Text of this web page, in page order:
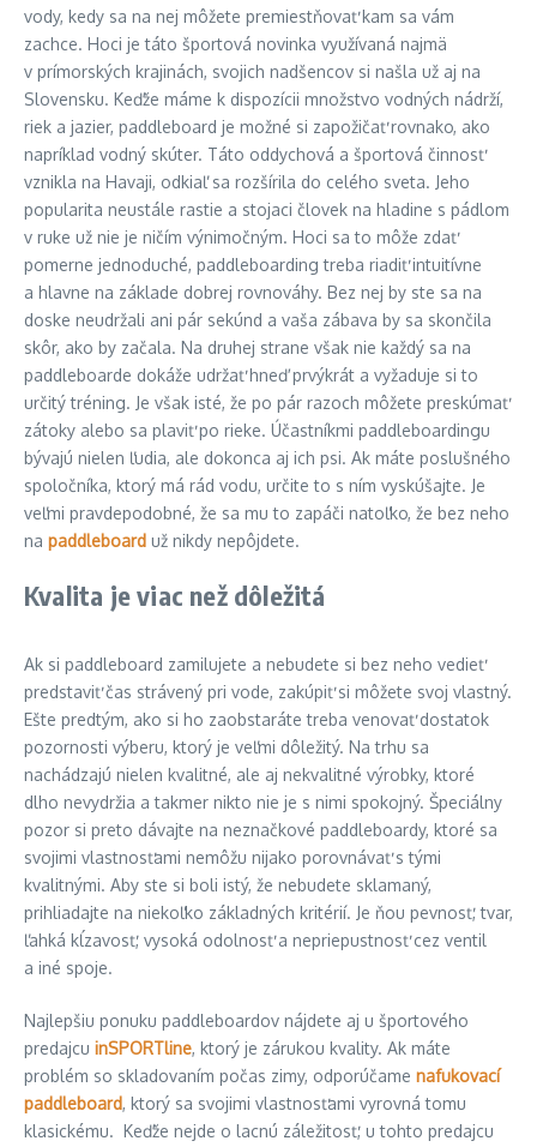
vody, kedy sa na nej môžete premiestňovať kam sa vám
zachce. Hoci je táto športová novinka využívaná najmä
v prímorských krajinách, svojich nadšencov si našla už aj na
Slovensku. Keďže máme k dispozícii množstvo vodných nádrží,
riek a jazier, paddleboard je možné si zapožičať rovnako, ako
napríklad vodný skúter. Táto oddychová a športová činnosť
vznikla na Havaji, odkiaľ sa rozšírila do celého sveta. Jeho
popularita neustále rastie a stojaci človek na hladine s pádlom
v ruke už nie je ničím výnimočným. Hoci sa to môže zdať
pomerne jednoduché, paddleboarding treba riadiť intuitívne
a hlavne na základe dobrej rovnováhy. Bez nej by ste sa na
doske neudržali ani pár sekúnd a vaša zábava by sa skončila
skôr, ako by začala. Na druhej strane však nie každý sa na
paddleboarde dokáže udržať hneď prvýkrát a vyžaduje si to
určitý tréning. Je však isté, že po pár razoch môžete preskúmať
zátoky alebo sa plaviť po rieke. Účastníkmi paddleboardingu
bývajú nielen ľudia, ale dokonca aj ich psi. Ak máte poslušného
spoločníka, ktorý má rád vodu, určite to s ním vyskúšajte. Je
veľmi pravdepodobné, že sa mu to zapáči natoľko, že bez neho
na paddleboard už nikdy nepôjdete.
Kvalita je viac než dôležitá
Ak si paddleboard zamilujete a nebudete si bez neho vedieť
predstaviť čas strávený pri vode, zakúpiť si môžete svoj vlastný.
Ešte predtým, ako si ho zaobstaráte treba venovať dostatok
pozornosti výberu, ktorý je veľmi dôležitý. Na trhu sa
nachádzajú nielen kvalitné, ale aj nekvalitné výrobky, ktoré
dlho nevydržia a takmer nikto nie je s nimi spokojný. Špeciálny
pozor si preto dávajte na neznačkové paddleboardy, ktoré sa
svojimi vlastnosťami nemôžu nijako porovnávať s tými
kvalitnými. Aby ste si boli istý, že nebudete sklamaný,
prihliadajte na niekoľko základných kritérií. Je ňou pevnosť, tvar,
ľahká kĺzavosť, vysoká odolnosť a nepriepustnosť cez ventil
a iné spoje.
Najlepšiu ponuku paddleboardov nájdete aj u športového
predajcu inSPORTline, ktorý je zárukou kvality. Ak máte
problém so skladovaním počas zimy, odporúčame nafukovací
paddleboard, ktorý sa svojimi vlastnosťami vyrovná tomu
klasickému. Keďže nejde o lacnú záležitosť, u tohto predajcu